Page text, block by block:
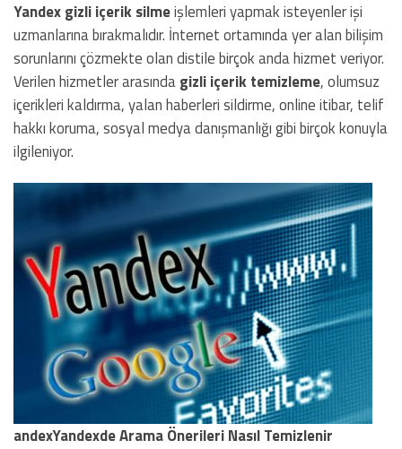
Yandex gizli içerik silmeişlemleri yapmak isteyenler işi
uzmanlarına bırakmalıdır. İnternet ortamında yer alan bilişim
sorunlarını çözmekte olan distile birçok anda hizmet veriyor.
Verilen hizmetler arasındagizli içerik temizleme, olumsuz
içerikleri kaldırma, yalan haberleri sildirme, online itibar, telif
hakkı koruma, sosyal medya danışmanlığı gibi birçok konuyla
ilgileniyor.
andexYandexde Arama Önerileri Nasıl Temizlenir